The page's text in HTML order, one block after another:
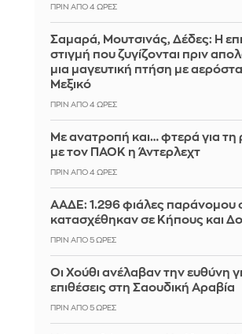
ΠΡΙΝ ΑΠΌ 4 ΏΡΕΣ
Σαμαρά, Μουτσινάς, Δέδες: Η
στιγμή που ζυγίζονται πριν
μια μαγευτική πτήση με
Μεξικό
ΠΡΙΝ ΑΠΌ 4 ΏΡΕΣ
Με ανατροπή και… φτερά για τη
με τον ΠΑΟΚ η Άντερλεχτ
ΠΡΙΝ ΑΠΌ 4 ΏΡΕΣ
ΑΑΔΕ: 1.296 φιάλες παράνομου
κατασχέθηκαν σε Κήπους και
ΠΡΙΝ ΑΠΌ 5 ΏΡΕΣ
Οι Χούθι ανέλαβαν την ευθύνη
επιθέσεις στη Σαουδική Αραβία
ΠΡΙΝ ΑΠΌ 5 ΏΡΕΣ